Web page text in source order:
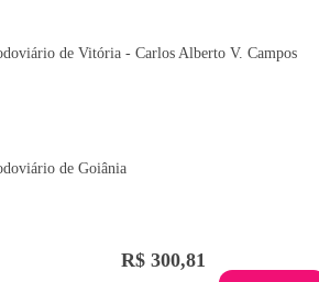
de Vitória - Carlos Alberto V. Campos
de Goiânia
R$ 300,81